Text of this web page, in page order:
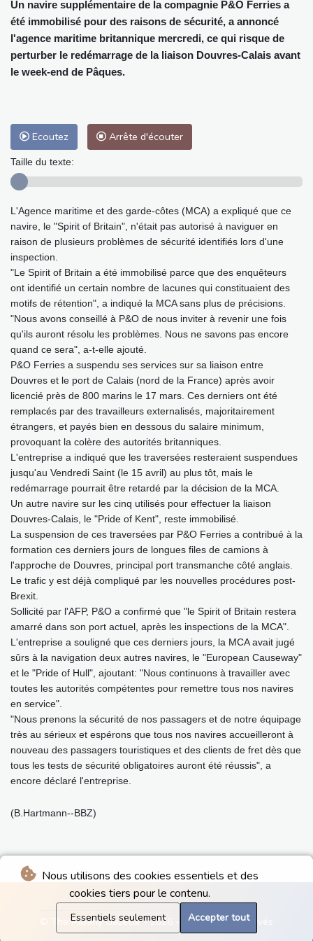
Nous utilisons des cookies essentiels et des
cookies tiers pour le contenu.
Essentiels seulement Accepter tout
Un navire supplémentaire de la compagnie P&O Ferries a
été immobilisé pour des raisons de sécurité, a annoncé
l'agence maritime britannique mercredi, ce qui risque de
perturber le redémarrage de la liaison Douvres-Calais avant
le week-end de Pâques.
Ecoutez Arrête d'écouter
Taille du texte:
L'Agence maritime et des garde-côtes (MCA) a expliqué que ce
navire, le "Spirit of Britain", n'était pas autorisé à naviguer en
raison de plusieurs problèmes de sécurité identifiés lors d'une
inspection.
"Le Spirit of Britain a été immobilisé parce que des enquêteurs
ont identifié un certain nombre de lacunes qui constituaient des
motifs de rétention", a indiqué la MCA sans plus de précisions.
"Nous avons conseillé à P&O de nous inviter à revenir une fois
qu'ils auront résolu les problèmes. Nous ne savons pas encore
quand ce sera", a-t-elle ajouté.
P&O Ferries a suspendu ses services sur sa liaison entre
Douvres et le port de Calais (nord de la France) après avoir
licencié près de 800 marins le 17 mars. Ces derniers ont été
remplacés par des travailleurs externalisés, majoritairement
étrangers, et payés bien en dessous du salaire minimum,
provoquant la colère des autorités britanniques.
L'entreprise a indiqué que les traversées resteraient suspendues
jusqu'au Vendredi Saint (le 15 avril) au plus tôt, mais le
redémarrage pourrait être retardé par la décision de la MCA.
Un autre navire sur les cinq utilisés pour effectuer la liaison
Douvres-Calais, le "Pride of Kent", reste immobilisé.
La suspension de ces traversées par P&O Ferries a contribué à la
formation ces derniers jours de longues files de camions à
l'approche de Douvres, principal port transmanche côté anglais.
Le trafic y est déjà compliqué par les nouvelles procédures post-
Brexit.
Sollicité par l'AFP, P&O a confirmé que "le Spirit of Britain restera
amarré dans son port actuel, après les inspections de la MCA".
L'entreprise a souligné que ces derniers jours, la MCA avait jugé
sûrs à la navigation deux autres navires, le "European Causeway"
et le "Pride of Hull", ajoutant: "Nous continuons à travailler avec
toutes les autorités compétentes pour remettre tous nos navires
en service".
"Nous prenons la sécurité de nos passagers et de notre équipage
très au sérieux et espérons que tous nos navires accueilleront à
nouveau des passagers touristiques et des clients de fret dès que
tous les tests de sécurité obligatoires auront été réussis", a
encore déclaré l'entreprise.
(B.Hartmann--BBZ)
© The Albany Gazette - 2026 - Tous droits réservés